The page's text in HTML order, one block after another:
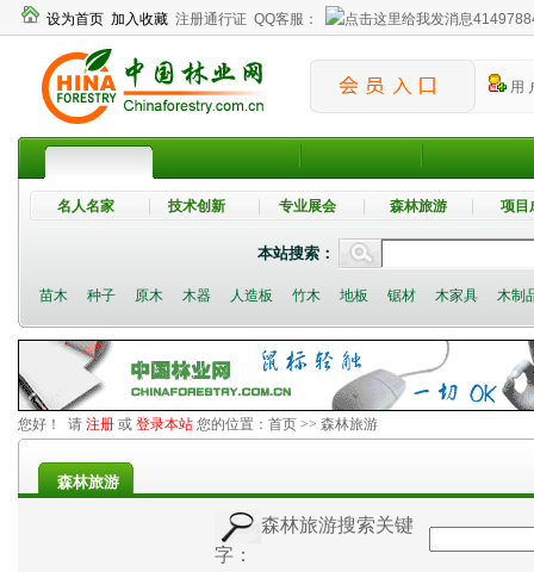
设为首页 加入收藏 注册通行证 QQ客服：
用
名人名家 技术创新 专业展会 森林旅游 项目
本站搜索：
苗木 种子 原木 木器 人造板 竹木 地板 锯材 木家具 木制
您好！ 请 注册 或 登录本站 您的位置： 首页 >> 森林旅游
森林旅游
森林旅游搜索关键
字：